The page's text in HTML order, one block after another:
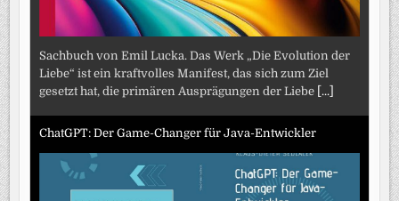
Sachbuch von Emil Lucka. Das Werk „Die Evolution der
Liebe“ ist ein kraftvolles Manifest, das sich zum Ziel
gesetzt hat, die primären Ausprägungen der Liebe [...]
ChatGPT: Der Game-Changer für Java-Entwickler